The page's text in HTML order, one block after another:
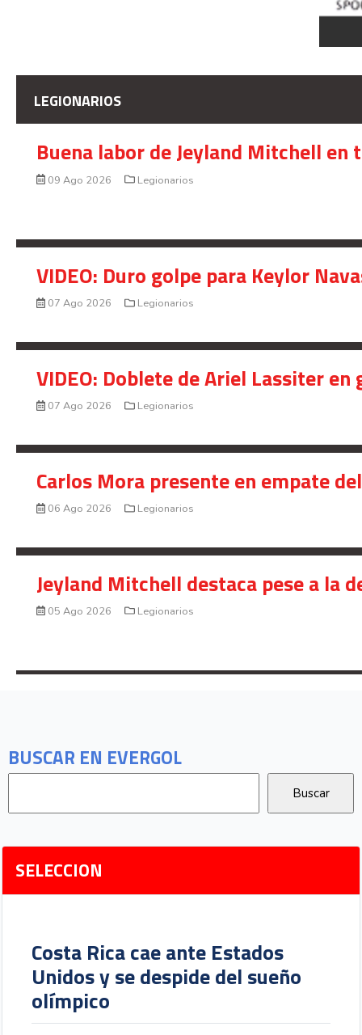
BUSCAR EN EVERGOL
SELECCION
Costa Rica cae ante Estados
Unidos y se despide del sueño
olímpico
LEGIONARIOS
Buena labor de Jeyland Mitchell
09 Ago 2026 Legionarios
VIDEO: Duro golpe para Keylor
07 Ago 2026 Legionarios
VIDEO: Doblete de Ariel Lassiter
07 Ago 2026 Legionarios
Carlos Mora presente en empate
06 Ago 2026 Legionarios
Jeyland Mitchell destaca pese a la
05 Ago 2026 Legionarios